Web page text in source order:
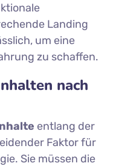
Landing
um eine
zu schaffen.
nach
entlang der
Faktor für
Sie müssen die